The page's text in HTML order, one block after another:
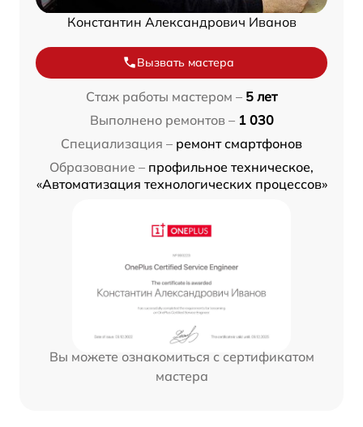
Константин Александрович Иванов
Вызвать мастера
Стаж работы мастером – 5 лет
Выполнено ремонтов – 1 030
Специализация – ремонт смартфонов
Образование – профильное техническое,
«Автоматизация технологических процессов»
Вы можете ознакомиться с сертификатом
мастера